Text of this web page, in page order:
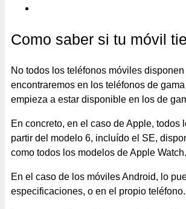
Como saber si tu móvil
No todos los teléfonos móviles disponen
encontraremos en los teléfonos de
empieza a estar disponible en los de
En concreto, en el caso de Apple, todos
partir del modelo 6, incluído el SE,
como todos los modelos de Apple Watch.
En el caso de los móviles Android, lo
especificaciones, o en el propio teléfono.